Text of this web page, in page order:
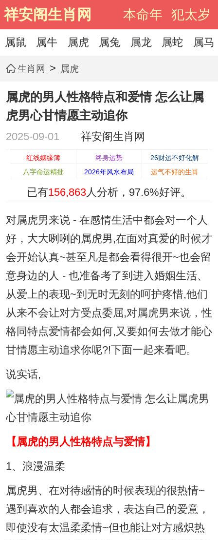
祥安阁生肖网 本命年 犯太岁
属鼠 属牛 属虎 属兔 属龙 属蛇 属马
生肖网 > 属虎
属虎的男人性格特点和爱情 怎么让属
虎男心甘情愿主动追你
2025-09-01 祥安阁生肖网
红线姻缘簿 终身运势
26财运不好化解
八字命运精批
2026年风水布局 运气不好的生肖
已有156,863人分析， 97.6%好评。
对属虎男来说 - 在感情生活中都会对一个人
好，大大咧咧的属虎男,在面对真爱的时候才
会开始认真~甚至凡是都会看得很开~也会留
意身边的人 - 也准备考了到进入婚姻生活、
从爱上的表现~到无时无刻的呵护疼惜,他们
从来不会让对方受点委屈,对属虎男来说，性
格同特点爱情都会如何,又要如何去做才能心
甘情愿主动追求你呢?!下面一起来看吧。
说实话,
【属虎的男人性格特点与爱情】
1、浪漫温柔
属虎男、在对待感情的时候表现的很热情~
遇到喜欢的人都会追求，表达自己的爱意，
即使没有太温柔柔情~但也能让对方感炽热